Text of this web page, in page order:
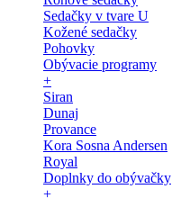
Sedačky v tvare U
Kožené sedačky
Pohovky
Obývacie programy
+
Siran
Dunaj
Provance
Kora Sosna Andersen
Royal
Doplnky do obývačky
+